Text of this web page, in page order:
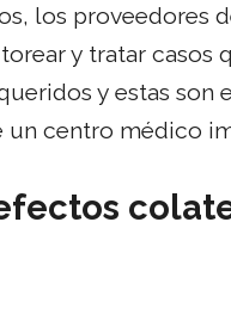
los proveedores
y tratar casos
y estas
un centro médico